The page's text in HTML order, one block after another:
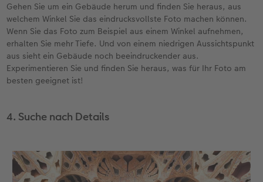
Gehen Sie um ein Gebäude herum und finden Sie heraus, aus
welchem Winkel Sie das eindrucksvollste Foto machen können.
Wenn Sie das Foto zum Beispiel aus einem Winkel aufnehmen,
erhalten Sie mehr Tiefe. Und von einem niedrigen Aussichtspunkt
aus sieht ein Gebäude noch beeindruckender aus.
Experimentieren Sie und finden Sie heraus, was für Ihr Foto am
besten geeignet ist!
4. Suche nach Details